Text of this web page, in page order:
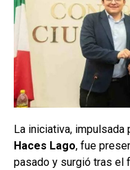
La iniciativa, impulsada
Haces Lago, fue
pasado y surgió tras el